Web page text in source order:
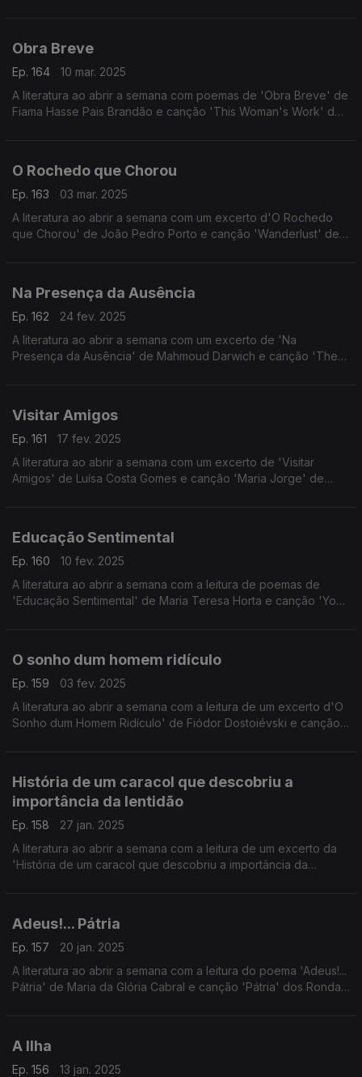
Obra Breve
Ep. 164
10 mar. 2025
A literatura ao abrir a semana com poemas de 'Obra Breve' de
Fiama Hasse Pais Brandão e canção 'This Woman's Work' de
O Rochedo que Chorou
Ep. 163
03 mar. 2025
A literatura ao abrir a semana com um excerto d'O Rochedo
que Chorou' de João Pedro Porto e canção 'Wanderlust' de
Na Presença da Ausência
Ep. 162
24 fev. 2025
A literatura ao abrir a semana com um excerto de 'Na
Presença da Ausência' de Mahmoud Darwich e canção 'The
Visitar Amigos
Ep. 161
17 fev. 2025
A literatura ao abrir a semana com um excerto de 'Visitar
Amigos' de Luísa Costa Gomes e canção 'Maria Jorge' de
Educação Sentimental
Ep. 160
10 fev. 2025
A literatura ao abrir a semana com a leitura de poemas de
'Educação Sentimental' de Maria Teresa Horta e canção 'Your
O sonho dum homem ridículo
Ep. 159
03 fev. 2025
A literatura ao abrir a semana com a leitura de um excerto d'O
Sonho dum Homem Ridículo' de Fiódor Dostoiévski e canção
História de um caracol que descobriu a
importância da lentidão
Ep. 158
27 jan. 2025
A literatura ao abrir a semana com a leitura de um excerto da
'História de um caracol que descobriu a importância da
Adeus!... Pátria
Ep. 157
20 jan. 2025
A literatura ao abrir a semana com a leitura do poema 'Adeus!...
Pátria' de Maria da Glória Cabral e canção 'Pátria' dos Ronda
A Ilha
Ep. 156
13 jan. 2025